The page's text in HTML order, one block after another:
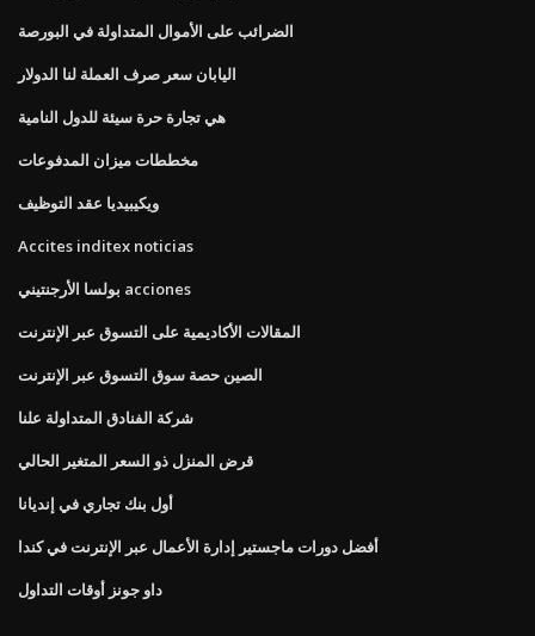
الضرائب على الأموال المتداولة في البورصة
اليابان سعر صرف العملة لنا الدولار
هي تجارة حرة سيئة للدول النامية
مخططات ميزان المدفوعات
ويكيبيديا عقد التوظيف
Accites inditex noticias
بولسا الأرجنتيني acciones
المقالات الأكاديمية على التسوق عبر الإنترنت
الصين حصة سوق التسوق عبر الإنترنت
شركة الفنادق المتداولة علنا
قرض المنزل ذو السعر المتغير الحالي
أول بنك تجاري في إنديانا
أفضل دورات ماجستير إدارة الأعمال عبر الإنترنت في كندا
داو جونز أوقات التداول